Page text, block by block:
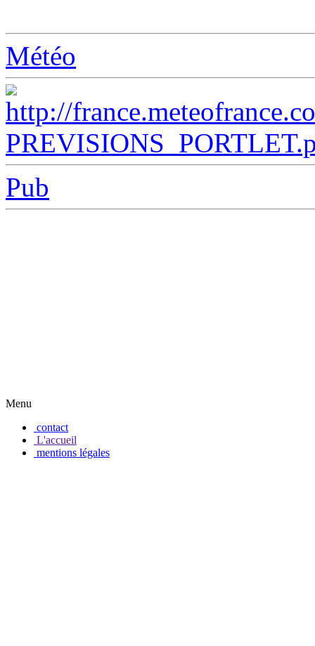
Météo
Pub
Menu
contact
L'accueil
mentions légales